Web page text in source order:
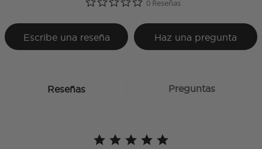
0 Reseñas
Escribe una reseña Haz una pregunta
Reseñas Preguntas